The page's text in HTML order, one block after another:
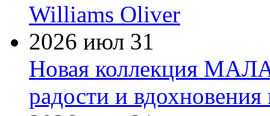
Williams Oliver
2026 июл 31
Новая коллекция
радости и